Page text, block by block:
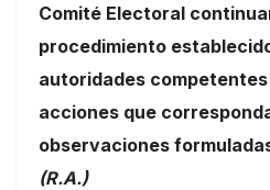
Comité Electoral
procedimiento
autoridades
acciones que
observaciones
(R.A.)